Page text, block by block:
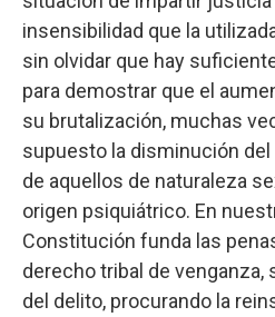
insensibilidad que la
sin olvidar que hay
para demostrar que el
su brutalización, muchas
supuesto la disminución
de aquellos de naturaleza
origen psiquiátrico. En
Constitución funda las
derecho tribal de venganza,
del delito, procurando la